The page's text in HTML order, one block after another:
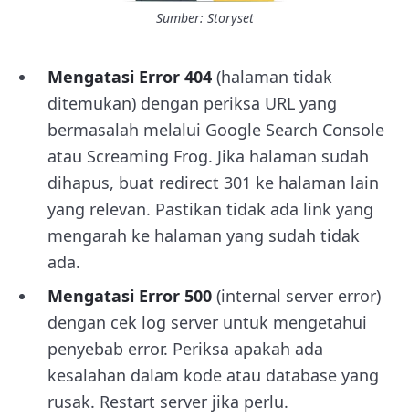
Sumber: Storyset
Mengatasi Error 404 (halaman tidak
ditemukan) dengan periksa URL yang
bermasalah melalui Google Search Console
atau Screaming Frog. Jika halaman sudah
dihapus, buat redirect 301 ke halaman lain
yang relevan. Pastikan tidak ada link yang
mengarah ke halaman yang sudah tidak
ada.
Mengatasi Error 500 (internal server error)
dengan cek log server untuk mengetahui
penyebab error. Periksa apakah ada
kesalahan dalam kode atau database yang
rusak. Restart server jika perlu.